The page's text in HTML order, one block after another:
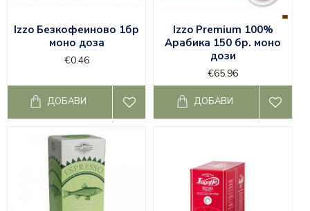
Izzo Безкофеиново 1бр
моно доза
€0.46
ДОБАВИ
Izzo Premium 100%
Арабика 150 бр. моно
дози
€65.96
ДОБАВИ